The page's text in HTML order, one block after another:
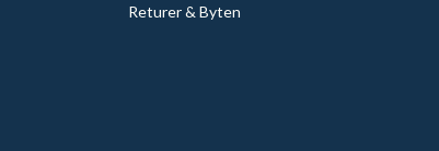
Returer & Byten